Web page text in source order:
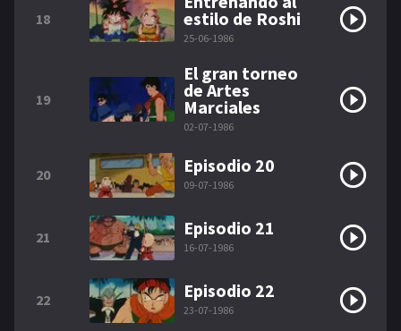
18 estilo de Roshi
25-06-1986
19
El gran torneo
de Artes
Marciales
02-07-1986
20 Episodio 20
09-07-1986
21 Episodio 21
16-07-1986
22 Episodio 22
23-07-1986